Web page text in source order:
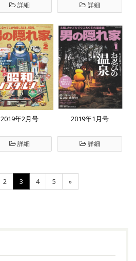
詳細 詳細
2019年2月号
詳細
2019年1月号
詳細
2 3 4 5 »